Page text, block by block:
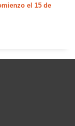
el 15 de